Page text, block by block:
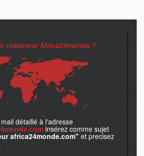
rédacteur Africa24monde ?
détaillé à l'adresse
insérez comme sujet
africa24monde.com" et precisez